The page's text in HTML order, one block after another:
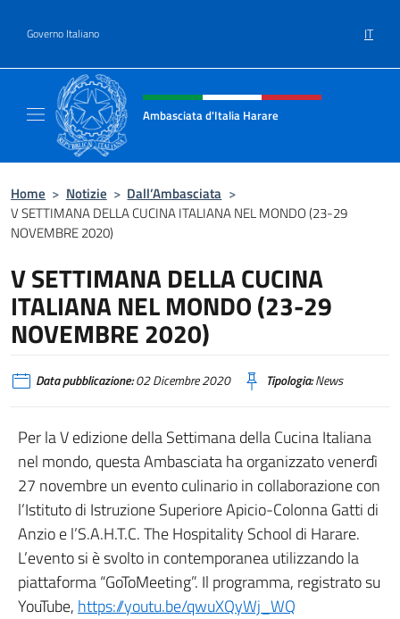
Governo Italiano IT
Intestazione sito, social e menù
Ambasciata d'Italia Harare
Home > Notizie > Dall’Ambasciata >
V SETTIMANA DELLA CUCINA ITALIANA NEL MONDO (23-29
NOVEMBRE 2020)
V SETTIMANA DELLA CUCINA
ITALIANA NEL MONDO (23-29
NOVEMBRE 2020)
Data pubblicazione:02 Dicembre 2020 Tipologia:News
Per la V edizione della Settimana della Cucina Italiana
nel mondo, questa Ambasciata ha organizzato venerdì
27 novembre un evento culinario in collaborazione con
l’Istituto di Istruzione Superiore Apicio-Colonna Gatti di
Anzio e l’S.A.H.T.C. The Hospitality School di Harare.
L’evento si è svolto in contemporanea utilizzando la
piattaforma “GoToMeeting”. Il programma, registrato su
YouTube, https://youtu.be/qwuXQyWj_WQ